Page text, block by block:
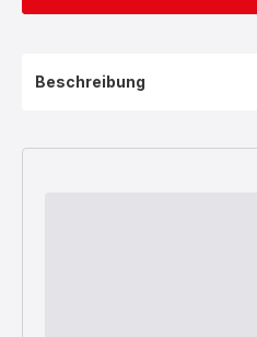
Beschreibung